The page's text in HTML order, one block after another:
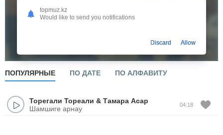
для себя творчество одного из самых перспективных
артистов Казахстана!
ПОПУЛЯРНЫЕ ПО ДАТЕ ПО АЛФАВИТУ
Торегали Тореали & Тамара Асар
Шамшиге арнау
04:18
topmuz.kz
Would like to send you notifications
Discard Allow